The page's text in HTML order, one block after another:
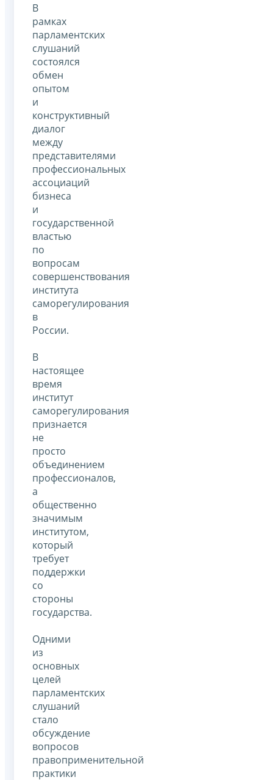
В
рамках
парламентских
слушаний
состоялся
обмен
опытом
и
конструктивный
диалог
между
представителями
профессиональных
ассоциаций
бизнеса
и
государственной
властью
по
вопросам
совершенствования
института
саморегулирования
в
России.
В
настоящее
время
институт
саморегулирования
признается
не
просто
объединением
профессионалов,
а
общественно
значимым
институтом,
который
требует
поддержки
со
стороны
государства.
Одними
из
основных
целей
парламентских
слушаний
стало
обсуждение
вопросов
правоприменительной
практики